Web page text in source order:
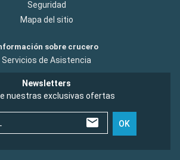
Seguridad
Mapa del sitio
sobre crucero
Servicios de Asistencia
Newsletters
nuestras exclusivas ofertas
OK